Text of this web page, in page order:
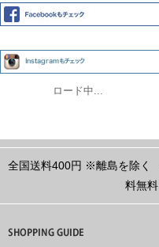
ロード中...
全国送料400円 ※離島を除く
料無料